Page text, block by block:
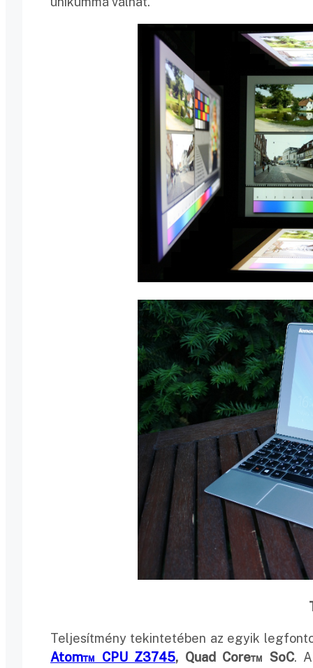
Teljesítmény tekintetében az egyik
Atom™ CPU Z3745, Quad Core™ SoC.